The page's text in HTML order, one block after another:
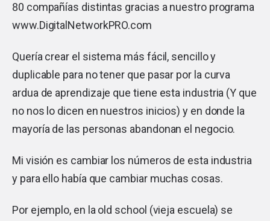
80 compañías distintas gracias a nuestro programa
www.DigitalNetworkPRO.com
Quería crear el sistema más fácil, sencillo y
duplicable para no tener que pasar por la curva
ardua de aprendizaje que tiene esta industria (Y que
no nos lo dicen en nuestros inicios) y en donde la
mayoría de las personas abandonan el negocio.
Mi visión es cambiar los números de esta industria
y para ello había que cambiar muchas cosas.
Por ejemplo, en la old school (vieja escuela) se